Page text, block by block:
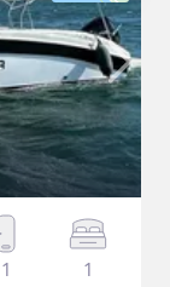
1 1